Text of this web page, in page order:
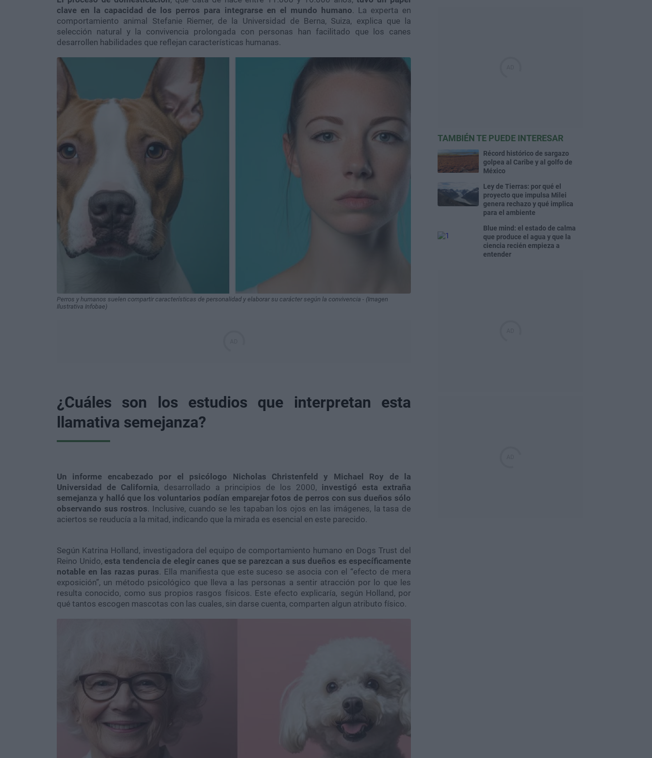
clave en la capacidad de los perros para integrarse en el mundo humano. La experta en
comportamiento animal Stefanie Riemer, de la Universidad de Berna, Suiza, explica que la
selección natural y la convivencia prolongada con personas han facilitado que los canes
desarrollen habilidades que reflejan características humanas.
Perros y humanos suelen compartir características de personalidad y elaborar su carácter según la convivencia - (Imagen
Ilustrativa Infobae)
¿Cuáles son los estudios que interpretan esta
llamativa semejanza?
Un informe encabezado por el psicólogo Nicholas Christenfeld y Michael Roy de la
Universidad de California, desarrollado a principios de los 2000, investigó esta extraña
semejanza y halló que los voluntarios podían emparejar fotos de perros con sus dueños sólo
observando sus rostros. Inclusive, cuando se les tapaban los ojos en las imágenes, la tasa de
aciertos se reuducía a la mitad, indicando que la mirada es esencial en este parecido.
Según Katrina Holland, investigadora del equipo de comportamiento humano en Dogs Trust del
Reino Unido, esta tendencia de elegir canes que se parezcan a sus dueños es específicamente
notable en las razas puras. Ella manifiesta que este suceso se asocia con el “efecto de mera
exposición”, un método psicológico que lleva a las personas a sentir atracción por lo que les
resulta conocido, como sus propios rasgos físicos. Este efecto explicaría, según Holland, por
qué tantos escogen mascotas con las cuales, sin darse cuenta, comparten algun atributo físico.
TAMBIÉN TE PUEDE INTERESAR
Récord histórico de sargazo
golpea al Caribe y al golfo de
México
Ley de Tierras: por qué el
proyecto que impulsa Milei
genera rechazo y qué implica
para el ambiente
Blue mind: el estado de calma
que produce el agua y que la
ciencia recién empieza a
entender